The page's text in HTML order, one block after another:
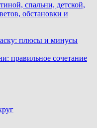
спальни, детской,
обстановки и
плюсы и минусы
правильное сочетание